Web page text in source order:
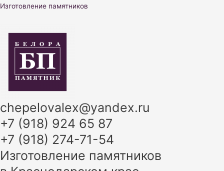
Перейти
Изготовление памятников
chepelovalex@yandex.ru
+7 (918) 924 65 87
+7 (918) 274-71-54
Изготовление памятников